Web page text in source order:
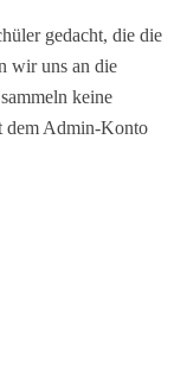
gedacht, die die
wir uns an die
keine
dem Admin-Konto